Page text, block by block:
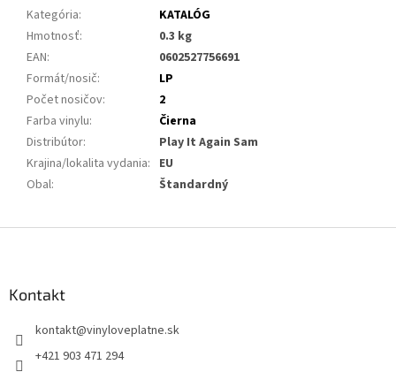
Kategória:
KATALÓG
Hmotnosť:
0.3 kg
EAN:
0602527756691
Formát/nosič:
LP
Počet nosičov:
2
Farba vinylu:
Čierna
Distribútor:
Play It Again Sam
Krajina/lokalita vydania: EU
Obal: Štandardný
Kontakt
kontakt@vinyloveplatne.sk
+421 903 471 294